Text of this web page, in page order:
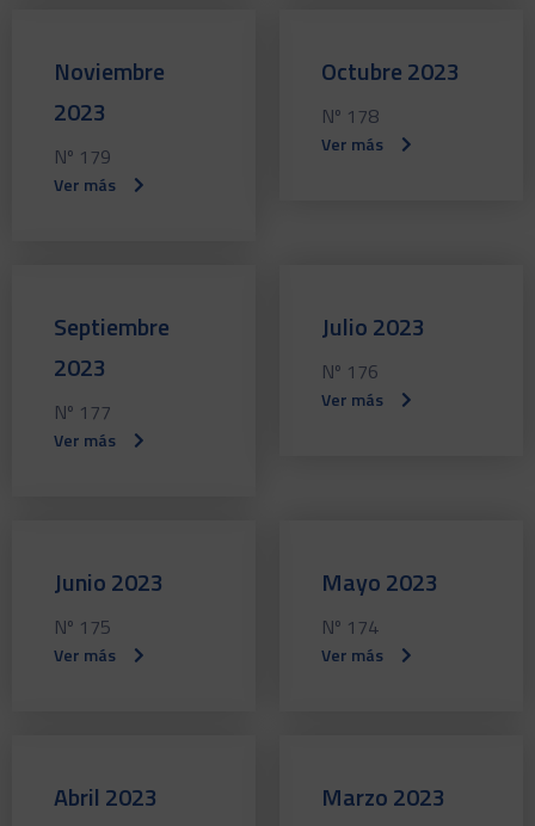
Noviembre
2023
Nº 179
Ver más
Octubre 2023
Nº 178
Ver más
Septiembre
2023
Nº 177
Ver más
Julio 2023
Nº 176
Ver más
Junio 2023
Nº 175
Ver más
Mayo 2023
Nº 174
Ver más
Abril 2023 Marzo 2023